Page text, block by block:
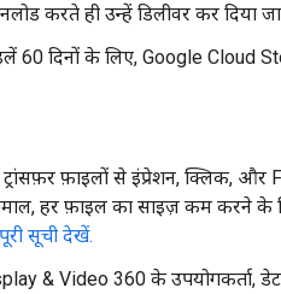
करते ही उन्हें डिलीवर कर दिया
60 दिनों के लिए, Google Cloud
ट्रांसफ़र फ़ाइलों से इंप्रेशन, क्लिक,
हर फ़ाइल का साइज़ कम करने के
सूची देखें.
& Video 360 के उपयोगकर्ता,